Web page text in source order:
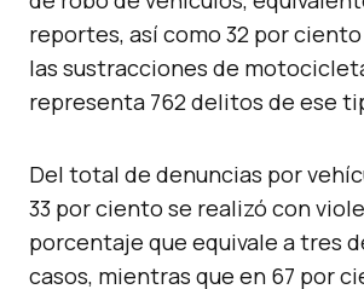
reportes, así como 32 por
las sustracciones de
representa 762 delitos de ese
Del total de denuncias por
33 por ciento se realizó con
porcentaje que equivale a tres
casos, mientras que en 67 por